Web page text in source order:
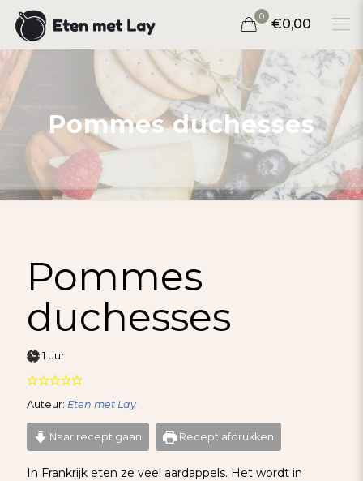
0 €0,00
Pommes duchesses
Pommes
duchesses
1 uur
uur
Auteur: Eten met Lay
Naar recept gaan Recept afdrukken
In Frankrijk eten ze veel aardappels. Het wordt in